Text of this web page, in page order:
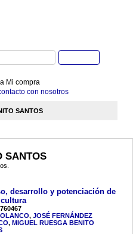
Mi compra
con nosotros
SANTOS
SANTOS
desarrollo y potenciación de
,JOSÉ FERNÁNDEZ
,MIGUEL RUESGA BENITO